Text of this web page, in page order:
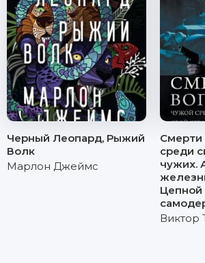
Черный Леопард, Рыжий
Волк
Марлон Джеймс
Смерти
среди
чужих.
Цепной
Виктор